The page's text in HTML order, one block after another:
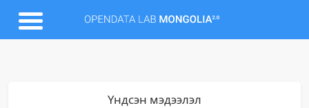
Үндсэн мэдээлэл